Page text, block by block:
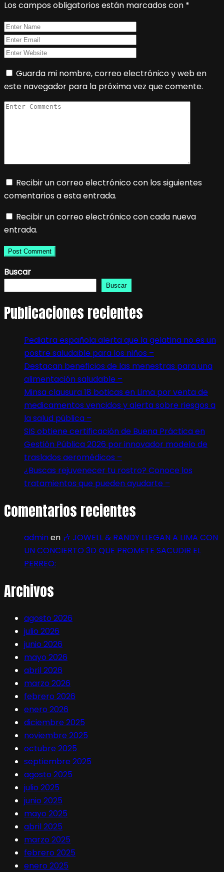
Los campos obligatorios están marcados con *
Guarda mi nombre, correo electrónico y web en
este navegador para la próxima vez que comente.
Recibir un correo electrónico con los siguientes
comentarios a esta entrada.
Recibir un correo electrónico con cada nueva
entrada.
Buscar
Buscar
Publicaciones recientes
Pediatra española alerta que la gelatina no es un
postre saludable para los niños –
Destacan beneficios de las menestras para una
alimentación saludable –
Minsa clausura 18 boticas en Lima por venta de
medicamentos vencidos y alerta sobre riesgos a
la salud pública –
SIS obtiene certificación de Buena Práctica en
Gestión Pública 2026 por innovador modelo de
traslados aeromédicos –
¿Buscas rejuvenecer tu rostro? Conoce los
tratamientos que pueden ayudarte –
Comentarios recientes
adminen 🎶 JOWELL & RANDY LLEGAN A LIMA CON
UN CONCIERTO 3D QUE PROMETE SACUDIR EL
PERREO:
Archivos
agosto 2026
julio 2026
junio 2026
mayo 2026
abril 2026
marzo 2026
febrero 2026
enero 2026
diciembre 2025
noviembre 2025
octubre 2025
septiembre 2025
agosto 2025
julio 2025
junio 2025
mayo 2025
abril 2025
marzo 2025
febrero 2025
enero 2025